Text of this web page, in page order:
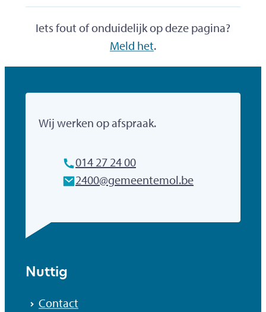
Iets fout of onduidelijk op deze pagina?
Meld het.
Gemeente Mol
Wij werken op afspraak.
014 27 24 00
E-mailadres
2400@gemeentemol.be
Nuttig
Contact